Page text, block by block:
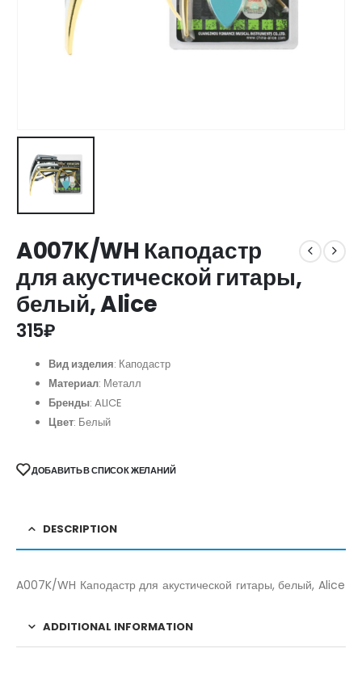
A007K/WH Каподастр
для акустической гитары,
белый, Alice
315₽
Вид изделия: Каподастр
Материал: Металл
Бренды: ALICE
Цвет: Белый
ДОБАВИТЬ В СПИСОК ЖЕЛАНИЙ
DESCRIPTION
A007K/WH Каподастр для акустической гитары, белый, Alice
ADDITIONAL INFORMATION